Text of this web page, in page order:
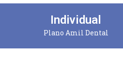
Individual
Plano Amil Dental